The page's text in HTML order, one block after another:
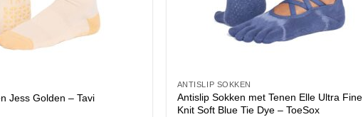
Jess Golden – Tavi
ANTISLIP SOKKEN
Antislip Sokken met Tenen Elle Ultra Fine
Knit Soft Blue Tie Dye – ToeSox